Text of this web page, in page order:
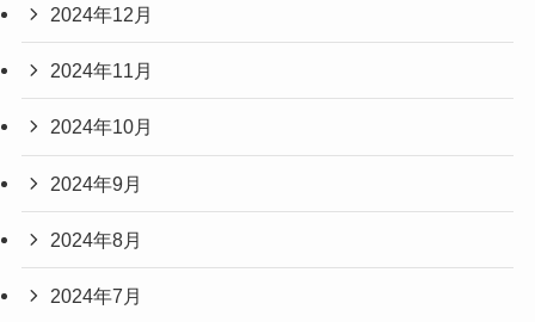
2024年12月
2024年11月
2024年10月
2024年9月
2024年8月
2024年7月